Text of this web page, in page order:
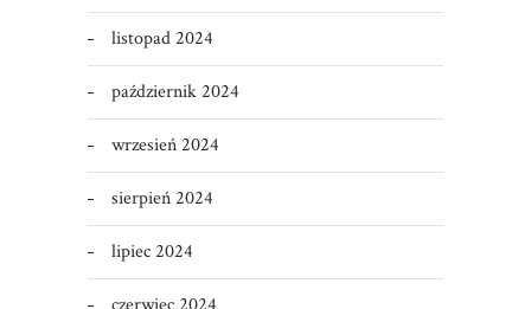
listopad 2024
październik 2024
wrzesień 2024
sierpień 2024
lipiec 2024